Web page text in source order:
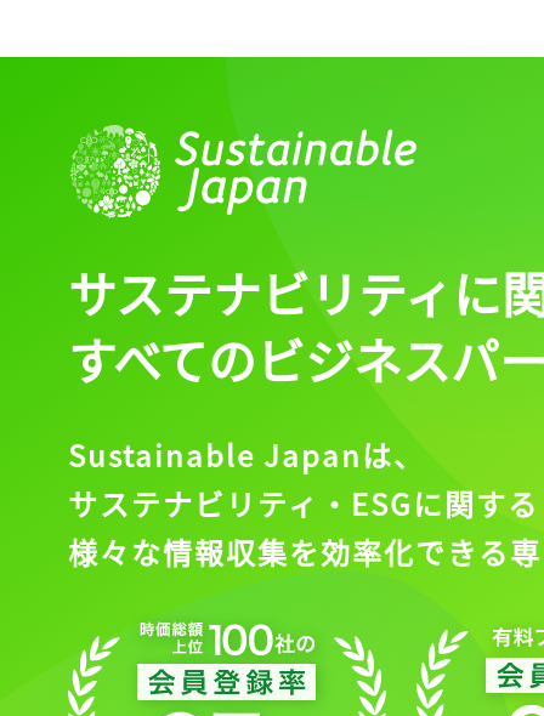
サステナビリティに
すべてのビジネスパ
Sustainable Japanは、
サステナビリティ・ESGに関する
様々な情報収集を効率化できる